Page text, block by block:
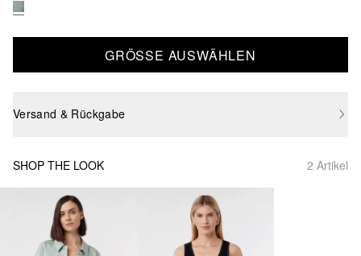
GRÖSSE AUSWÄHLEN
Versand & Rückgabe
SHOP THE LOOK 2 Artikel